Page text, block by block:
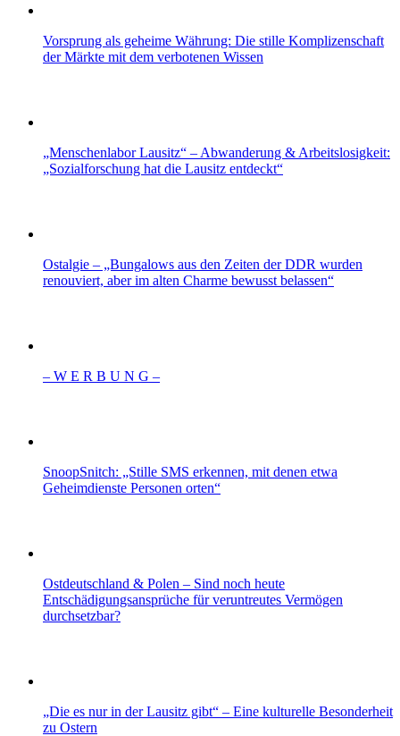
Vorsprung als geheime Währung: Die stille Komplizenschaft
der Märkte mit dem verbotenen Wissen
„Menschenlabor Lausitz“ – Abwanderung & Arbeitslosigkeit:
„Sozialforschung hat die Lausitz entdeckt“
Ostalgie – „Bungalows aus den Zeiten der DDR wurden
renouviert, aber im alten Charme bewusst belassen“
– W Ε R Β U Ν G –
SnoopSnitch: „Stille SMS erkennen, mit denen etwa
Geheimdienste Personen orten“
Ostdeutschland & Polen – Sind noch heute
Entschädigungsansprüche für veruntreutes Vermögen
durchsetzbar?
„Die es nur in der Lausitz gibt“ – Eine kulturelle Besonderheit
zu Ostern